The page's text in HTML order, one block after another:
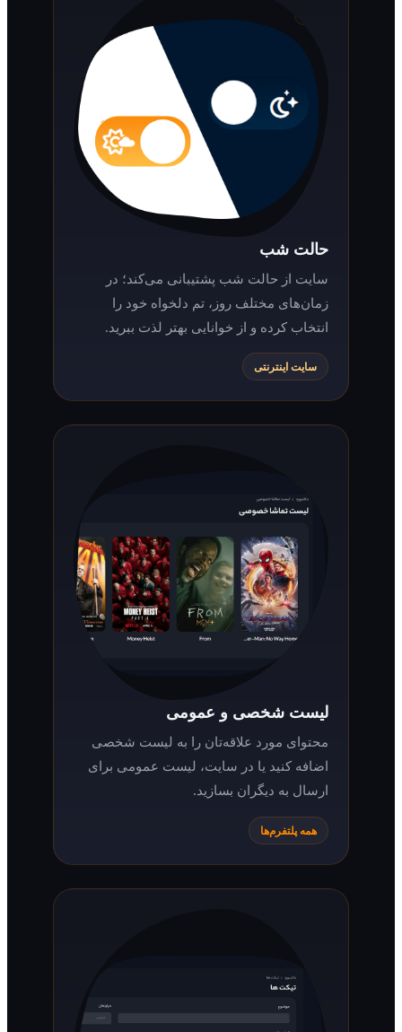
حالت شب
سایت از حالت شب پشتیبانی می‌کند؛ در
زمان‌های مختلف روز، تم دلخواه خود را
انتخاب کرده و از خوانایی بهتر لذت ببرید.
سایت اینترنتی
لیست شخصی و عمومی
محتوای مورد علاقه‌تان را به لیست شخصی
اضافه کنید یا در سایت، لیست عمومی برای
ارسال به دیگران بسازید.
همه پلتفرم‌ها